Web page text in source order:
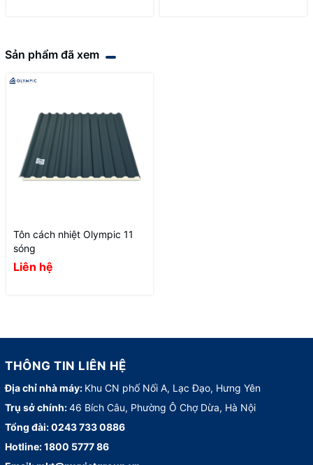
Sản phẩm đã xem
Tôn cách nhiệt Olympic 11
sóng
Liên hệ
THÔNG TIN LIÊN HỆ
Địa chỉ nhà máy: Khu CN phố Nối A, Lạc Đạo, Hưng Yên
Trụ sở chính:46 Bích Câu, Phường Ô Chợ Dừa, Hà Nội
Tổng đài:0243 733 0886
Hotline:1800 5777 86